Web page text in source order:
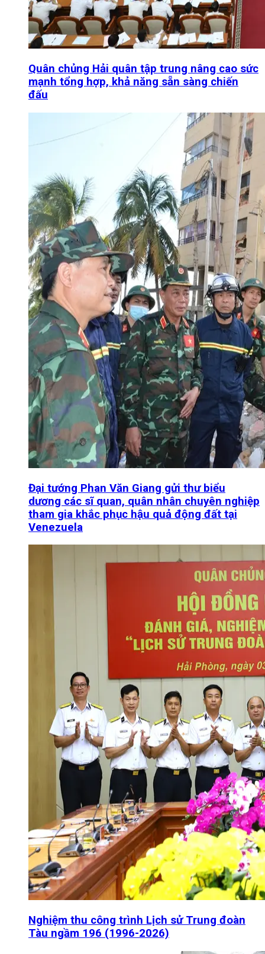
Quân chủng Hải quân tập trung nâng cao sức
mạnh tổng hợp, khả năng sẵn sàng chiến
đấu
Đại tướng Phan Văn Giang gửi thư biểu
dương các sĩ quan, quân nhân chuyên nghiệp
tham gia khắc phục hậu quả động đất tại
Venezuela
Nghiệm thu công trình Lịch sử Trung đoàn
Tàu ngầm 196 (1996-2026)